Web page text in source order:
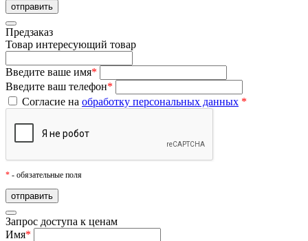
Предзаказ
Товар интересующий товар
Введите ваше имя*
Введите ваш телефон*
Согласие на обработку персональных данных *
* - обязательные поля
Запрос доступа к ценам
Имя*